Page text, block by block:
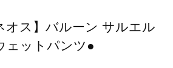
オス】バルーン サルエル
ェットパンツ●